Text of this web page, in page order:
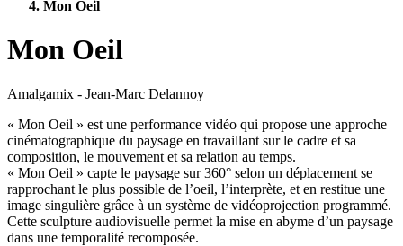
Mon Oeil
Mon Oeil
Amalgamix - Jean-Marc Delannoy
« Mon Oeil » est une performance vidéo qui propose une approche
cinématographique du paysage en travaillant sur le cadre et sa
composition, le mouvement et sa relation au temps.
« Mon Oeil » capte le paysage sur 360° selon un déplacement se
rapprochant le plus possible de l’oeil, l’interprète, et en restitue une
image singulière grâce à un système de vidéoprojection programmé.
Cette sculpture audiovisuelle permet la mise en abyme d’un paysage
dans une temporalité recomposée.